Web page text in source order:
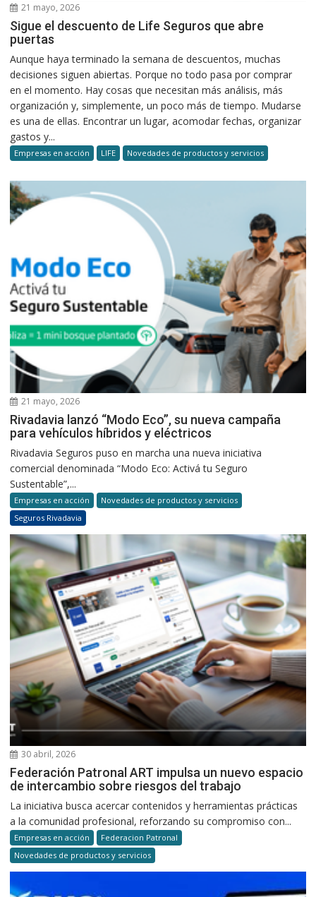
21 mayo, 2026
Sigue el descuento de Life Seguros que abre
puertas
Aunque haya terminado la semana de descuentos, muchas
decisiones siguen abiertas. Porque no todo pasa por comprar
en el momento. Hay cosas que necesitan más análisis, más
organización y, simplemente, un poco más de tiempo. Mudarse
es una de ellas. Encontrar un lugar, acomodar fechas, organizar
gastos y...
Empresas en acción LIFE Novedades de productos y servicios
21 mayo, 2026
Rivadavia lanzó “Modo Eco”, su nueva campaña
para vehículos híbridos y eléctricos
Rivadavia Seguros puso en marcha una nueva iniciativa
comercial denominada “Modo Eco: Activá tu Seguro
Sustentable”,...
Empresas en acción
Novedades de productos y servicios
Seguros Rivadavia
30 abril, 2026
Federación Patronal ART impulsa un nuevo espacio
de intercambio sobre riesgos del trabajo
La iniciativa busca acercar contenidos y herramientas prácticas
a la comunidad profesional, reforzando su compromiso con...
Empresas en acción
Federacion Patronal
Novedades de productos y servicios